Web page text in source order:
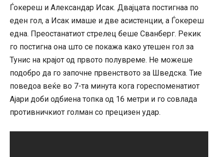
Ѓокереш и Александар Исак. Двајцата постигнаа по
еден гол, а Исак имаше и две асистенции, а Ѓокереш
една. Преостанатиот стрелец беше Сванберг. Рекик
го постигна она што се покажа како утешен гол за
Тунис на крајот од првото полувреме. Не можеше
подобро да го започне првенството за Шведска. Тие
поведоа веќе во 7-та минута кога гореспоменатиот
Ајари доби одбиена топка од 16 метри и го совлада
противничкиот голман со прецизен удар.